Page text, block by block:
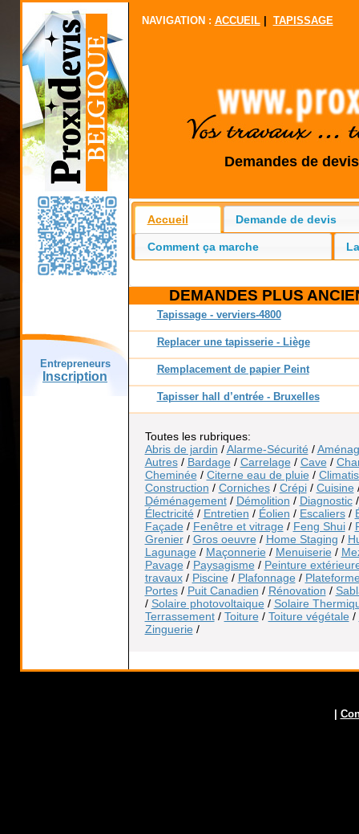
Entrepreneurs
Inscription
NAVIGATION : ACCUEIL| TAPISSAGE
Demandes de
Accueil Demande de devis
Comment ça marche
DEMANDES PLUS
Tapissage - verviers-4800
Replacer une tapisserie - Liège
Remplacement de papier Peint
Tapisser hall d’entrée - Bruxelles
Toutes les rubriques:
Abris de jardin /Alarme-Sécurité /
Autres/ Bardage / Carrelage / Cave /
Cheminée / Citerne eau de pluie /
Construction / Corniches/ Crépi/ Cuisine
Déménagement/ Démolition / Diagnostic
Électricité / Entretien / Éolien / Escaliers/
Façade / Fenêtre et vitrage / Feng Shui/
Grenier/ Gros oeuvre / Home Staging /
Lagunage / Maçonnerie / Menuiserie /
Pavage / Paysagisme / Peinture
travaux/ Piscine / Plafonnage /
Portes/ Puit Canadien / Rénovation /
/ Solaire photovoltaique / Solaire
Terrassement/ Toiture / Toiture végétale /
Zinguerie /